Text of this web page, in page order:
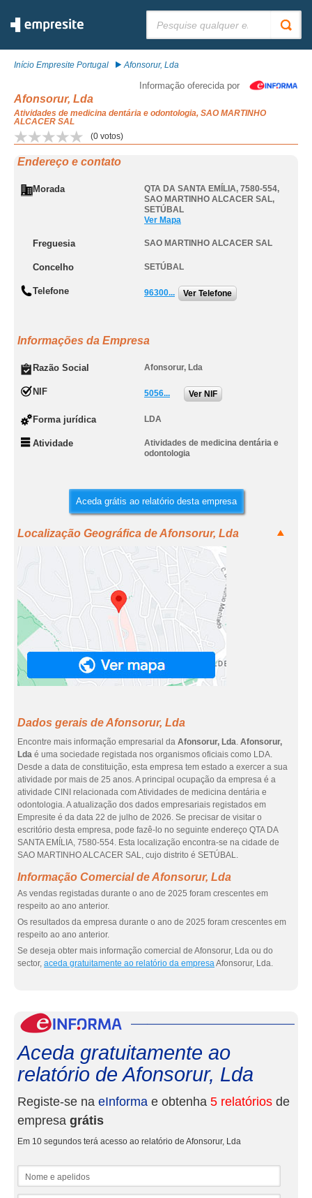
Início Empresite Portugal Afonsorur, Lda
Informação oferecida por
Afonsorur, Lda
Atividades de medicina dentária e odontologia, SAO MARTINHO
ALCACER SAL
(0 votos)
Endereço e contato
Morada QTA DA SANTA EMÍLIA, 7580-554,
SAO MARTINHO ALCACER SAL,
SETÚBAL
Ver Mapa
Freguesia SAO MARTINHO ALCACER SAL
Concelho SETÚBAL
Telefone 96300... Ver Telefone
Informações da Empresa
Razão Social Afonsorur, Lda
NIF 5056... Ver NIF
Forma jurídica LDA
Atividade
Atividades de medicina dentária e
odontologia
Aceda grátis ao relatório desta empresa
Localização Geográfica de Afonsorur, Lda
Dados gerais de Afonsorur, Lda
Encontre mais informação empresarial da Afonsorur, Lda. Afonsorur,
Lda é uma sociedade registada nos organismos oficiais como LDA.
Desde a data de constituição, esta empresa tem estado a exercer a sua
atividade por mais de 25 anos. A principal ocupação da empresa é a
atividade CINI relacionada com Atividades de medicina dentária e
odontologia. A atualização dos dados empresariais registados em
Empresite é da data 22 de julho de 2026. Se precisar de visitar o
escritório desta empresa, pode fazê-lo no seguinte endereço QTA DA
SANTA EMÍLIA, 7580-554. Esta localização encontra-se na cidade de
SAO MARTINHO ALCACER SAL, cujo distrito é SETÚBAL.
Informação Comercial de Afonsorur, Lda
As vendas registadas durante o ano de 2025 foram crescentes em
respeito ao ano anterior.
Os resultados da empresa durante o ano de 2025 foram crescentes em
respeito ao ano anterior.
Se deseja obter mais informação comercial de Afonsorur, Lda ou do
sector, aceda gratuitamente ao relatório da empresaAfonsorur, Lda.
Aceda gratuitamente ao
relatório de Afonsorur, Lda
Registe-se na eInforma e obtenha 5 relatórios de
empresa grátis
Em 10 segundos terá acesso ao relatório de Afonsorur, Lda